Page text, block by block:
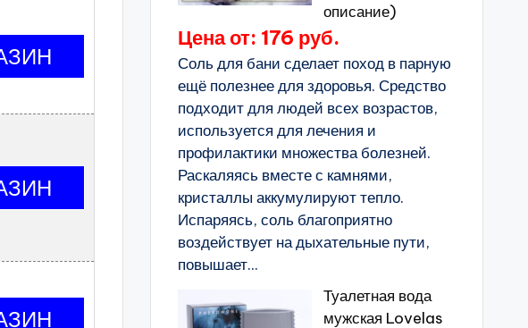
описание)
Цена от: 176 руб.
Соль для бани сделает поход в парную
ещё полезнее для здоровья. Средство
подходит для людей всех возрастов,
используется для лечения и
профилактики множества болезней.
Раскаляясь вместе с камнями,
кристаллы аккумулируют тепло.
Испаряясь, соль благоприятно
воздействует на дыхательные пути,
повышает...
Туалетная вода
мужская Lovelas